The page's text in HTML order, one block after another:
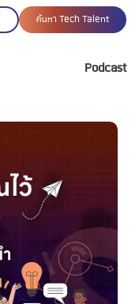
ค้นหา Tech Talent
Podcast